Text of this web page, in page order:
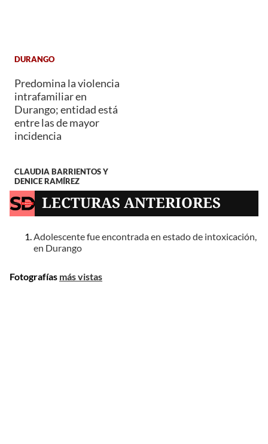
DURANGO
Predomina la violencia
intrafamiliar en
Durango; entidad está
entre las de mayor
incidencia
CLAUDIA BARRIENTOS Y
DENICE RAMÍREZ
LECTURAS ANTERIORES
Adolescente fue encontrada en estado de intoxicación,
en Durango
Fotografías más vistas